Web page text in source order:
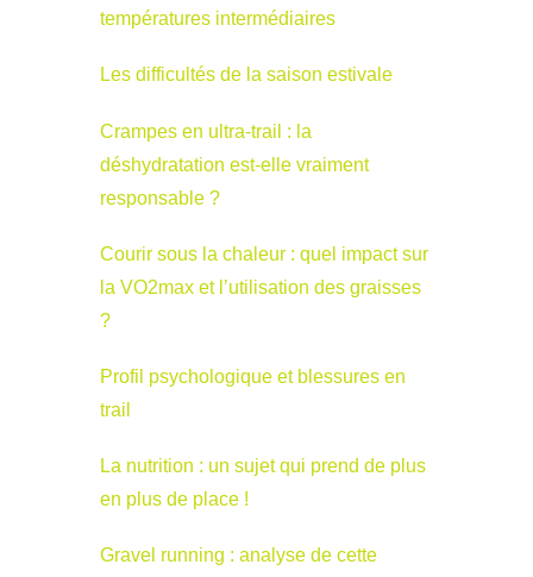
températures intermédiaires
Les difficultés de la saison estivale
Crampes en ultra-trail : la
déshydratation est-elle vraiment
responsable ?
Courir sous la chaleur : quel impact sur
la VO2max et l’utilisation des graisses
?
Profil psychologique et blessures en
trail
La nutrition : un sujet qui prend de plus
en plus de place !
Gravel running : analyse de cette